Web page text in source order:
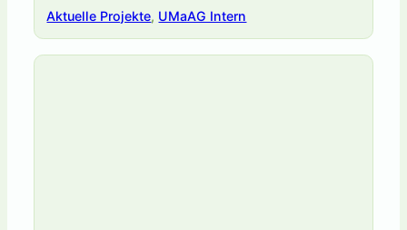
Aktuelle Projekte, UMaAG Intern